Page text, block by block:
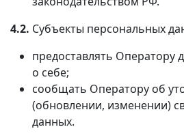
4.2. Субъекты персональных
предоставлять Оператору
о себе;
сообщать Оператору об
(обновлении, изменении)
данных.